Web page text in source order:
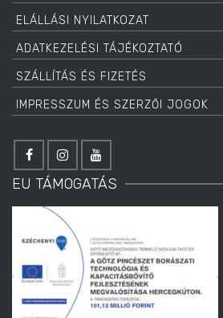
ELÁLLÁSI NYILATKOZAT
ADATKEZELÉSI TÁJÉKOZTATÓ
SZÁLLÍTÁS ÉS FIZETÉS
IMPRESSZUM ÉS SZERZŐI JOGOK
EU TÁMOGATÁS